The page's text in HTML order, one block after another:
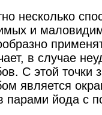
несколько
и
в случае
С этой точки
является
парами йода с